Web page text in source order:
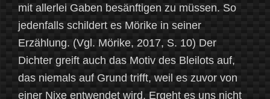
mit allerlei Gaben besänftigen zu müssen. So
jedenfalls schildert es Mörike in seiner
Erzählung. (Vgl. Mörike, 2017, S. 10) Der
Dichter greift auch das Motiv des Bleilots auf,
das niemals auf Grund trifft, weil es zuvor von
einer Nixe entwendet wird. Ergeht es uns nicht